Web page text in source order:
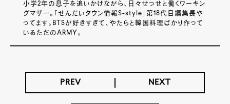
小学2年の息子を追いかけながら、日々せっせと働くワーキン
グマザー。「せんだいタウン情報S-style」第18代目編集長や
ってます。BTSが好きすぎて、やたらと韓国料理ばかり作って
いるただのARMY。
PREV NEXT